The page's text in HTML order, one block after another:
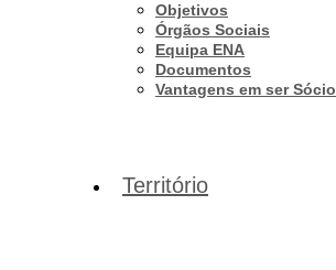
Objetivos
Órgãos Sociais
Equipa ENA
Documentos
Vantagens em ser Sócio
Território